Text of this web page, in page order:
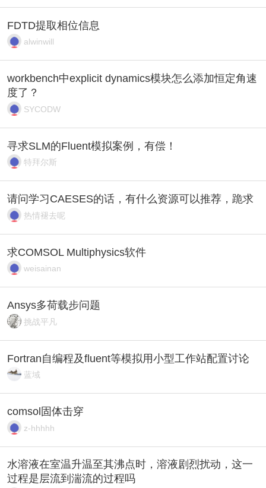
FDTD提取相位信息
alwinwill
workbench中explicit dynamics模块怎么添加恒定角速
度了？
SYCODW
寻求SLM的Fluent模拟案例，有偿！
特拜尔斯
请问学习CAESES的话，有什么资源可以推荐，跪求
热情褪去呢
求COMSOL Multiphysics软件
weisainan
Ansys多荷载步问题
挑战平凡
Fortran自编程及fluent等模拟用小型工作站配置讨论
蓝域
comsol固体击穿
z-hhhhh
水溶液在室温升温至其沸点时，溶液剧烈扰动，这一
过程是层流到湍流的过程吗